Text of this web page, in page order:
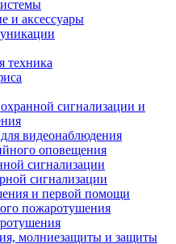
и аксессуары
техника
сигнализации и
видеонаблюдения
оповещения
сигнализации
сигнализации
и первой помощи
пожаротушения
молниезащиты и защиты